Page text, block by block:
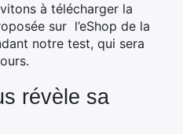
à télécharger la
sur l’eShop de la
notre test, qui sera
révèle sa